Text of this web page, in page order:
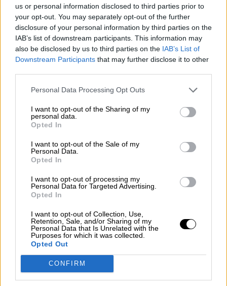
us or personal information disclosed to third parties prior to
your opt-out. You may separately opt-out of the further
disclosure of your personal information by third parties on the
IAB’s list of downstream participants. This information may
also be disclosed by us to third parties on the IAB’s List of
Downstream Participants that may further disclose it to other
Personal Data Processing Opt Outs
I want to opt-out of the Sharing of my
personal data.
Opted In
I want to opt-out of the Sale of my
Personal Data.
Opted In
I want to opt-out of processing my
Personal Data for Targeted Advertising.
Opted In
I want to opt-out of Collection, Use,
Retention, Sale, and/or Sharing of my
Personal Data that Is Unrelated with the
Purposes for which it was collected.
Opted Out
CONFIRM
¿QUÉ ESTÁ PASANDO EN EL
MUNDO? "La verdad es lo primero
que se pierde cuando hay una
guerra"